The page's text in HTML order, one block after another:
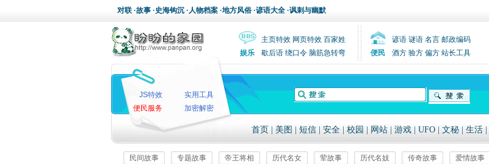
对联 ·故事 ·史海钩沉 ·人物档案 ·地方风俗 ·谚语大全 ·讽刺与幽默
主页特效 网页特效 百家姓
娱乐
歇后语 绕口令 脑筋急转弯
谚语 谜语 名言 邮政编码
便民
酒方 验方 偏方 站长工具
JS特效
实用工具
便民服务
加密解密
首页 美图 短信 安全 校园 网站 游戏 UFO 文秘 生活
民间故事 专题故事 帝王将相 历代名女 荤故事 历代名妓 传奇故事 爱情故事